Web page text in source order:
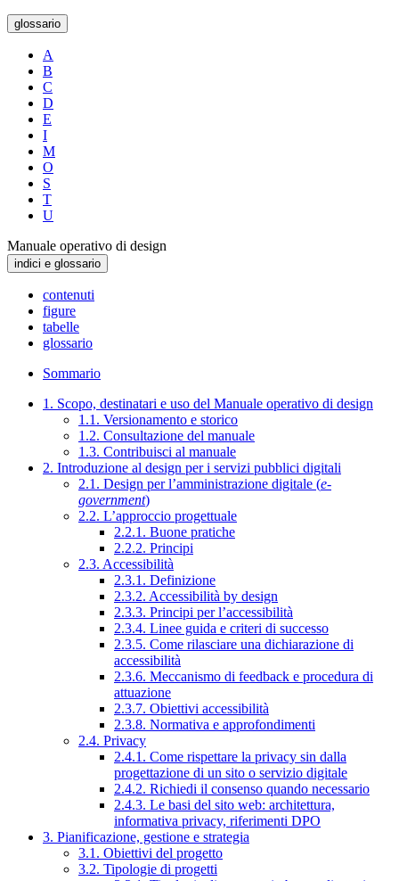
glossario
A
B
C
D
E
I
M
O
S
T
U
Manuale operativo di design
indici e glossario
contenuti
figure
tabelle
glossario
Sommario
1. Scopo, destinatari e uso del Manuale operativo di design
1.1. Versionamento e storico
1.2. Consultazione del manuale
1.3. Contribuisci al manuale
2. Introduzione al design per i servizi pubblici digitali
2.1. Design per l’amministrazione digitale (e-
government)
2.2. L’approccio progettuale
2.2.1. Buone pratiche
2.2.2. Principi
2.3. Accessibilità
2.3.1. Definizione
2.3.2. Accessibilità by design
2.3.3. Principi per l’accessibilità
2.3.4. Linee guida e criteri di successo
2.3.5. Come rilasciare una dichiarazione di
accessibilità
2.3.6. Meccanismo di feedback e procedura di
attuazione
2.3.7. Obiettivi accessibilità
2.3.8. Normativa e approfondimenti
2.4. Privacy
2.4.1. Come rispettare la privacy sin dalla
progettazione di un sito o servizio digitale
2.4.2. Richiedi il consenso quando necessario
2.4.3. Le basi del sito web: architettura,
informativa privacy, riferimenti DPO
3. Pianificazione, gestione e strategia
3.1. Obiettivi del progetto
3.2. Tipologie di progetti